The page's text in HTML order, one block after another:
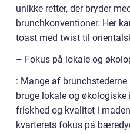
unikke retter, der bryder
brunchkonventioner. Her
toast med twist til
– Fokus på lokale og
: Mange af
bruge lokale og økologiske
friskhed og kvalitet i
kvarterets fokus på